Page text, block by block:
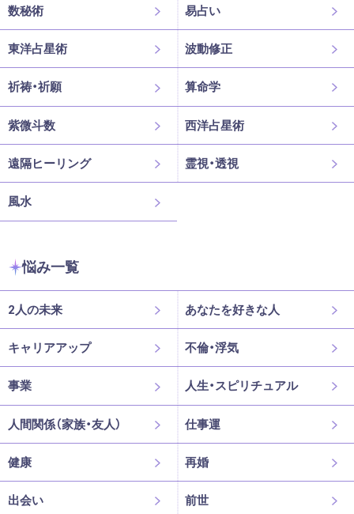
数秘術 易占い
東洋占星術 波動修正
祈祷・祈願 算命学
紫微斗数 西洋占星術
遠隔ヒーリング 霊視・透視
風水
悩み一覧
2人の未来 あなたを好きな人
キャリアアップ 不倫・浮気
事業 人生・スピリチュアル
人間関係（家族・友人） 仕事運
健康 再婚
出会い 前世